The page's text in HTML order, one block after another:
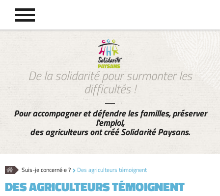
De la solidarité pour surmonter les
difficultés !
Pour accompagner et défendre les familles, préserver
l'emploi,
des agriculteurs ont créé Solidarité Paysans.
AccueilSuis-je concerné·e ? Des agriculteurs témoignent
DES AGRICULTEURS TÉMOIGNENT